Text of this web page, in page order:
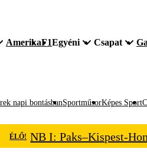
AmerikaF1Egyéni Csapat
napi bontásbanSportműsorKépes Sport
ÉLŐ! NB I: Paks–Kispest-